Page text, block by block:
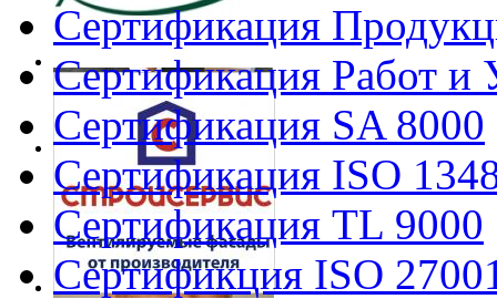
Сертификация
Сертификация Работ и
Сертификация SA 8000
Сертификация ISO
Сертификация TL 9000
Сертификция ISO